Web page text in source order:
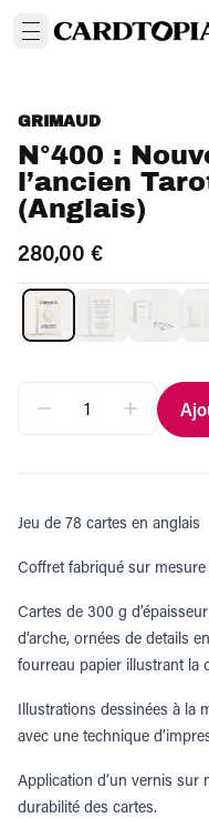
GRIMAUD
N°400 :
l’ancien
(Anglais)
280,00 €
Jeu de 78 cartes en anglais
Coffret fabriqué sur mesure
Cartes de 300 g
d‘arche, ornées de details
fourreau papier illustrant la
Illustrations dessinées à la
avec une technique
Application d’un vernis sur
durabilité des cartes.